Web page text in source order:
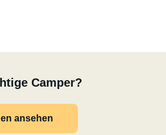
Camper?
ansehen